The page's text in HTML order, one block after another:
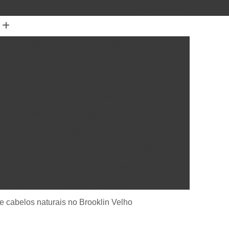
Natural
Apliques de Cabelo em São Paulo
cabelos naturais no Brooklin Velho